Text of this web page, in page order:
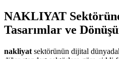
NAKLIYAT
Tasarımlar ve
nakliyat sektörünün dijital